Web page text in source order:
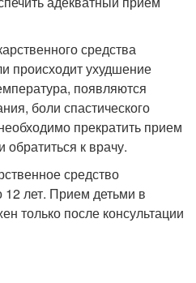
средства
происходит ухудшение
появляются
боли спастического
прекратить прием
обратиться к врачу.
средство
12 лет. Прием детьми в
только после консультации